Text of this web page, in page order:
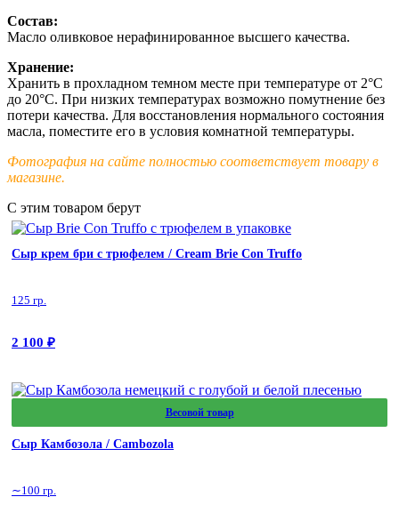
Состав:
Масло оливковое нерафинированное высшего качества.
Хранение:
Хранить в прохладном темном месте при температуре от 2°С
до 20°С. При низких температурах возможно помутнение без
потери качества. Для восстановления нормального состояния
масла, поместите его в условия комнатной температуры.
Фотография на сайте полностью соответствует товару в
магазине.
С этим товаром берут
Сыр крем бри с трюфелем / Cream Brie Con Truffo
125 гр.
2 100 ₽
Весовой товар
Сыр Камбозола / Cambozola
∼100 гр.